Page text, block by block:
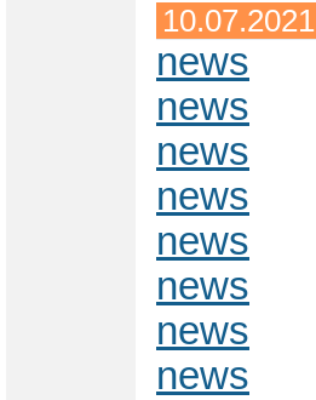
10.07.2021
news
news
news
news
news
news
news
news